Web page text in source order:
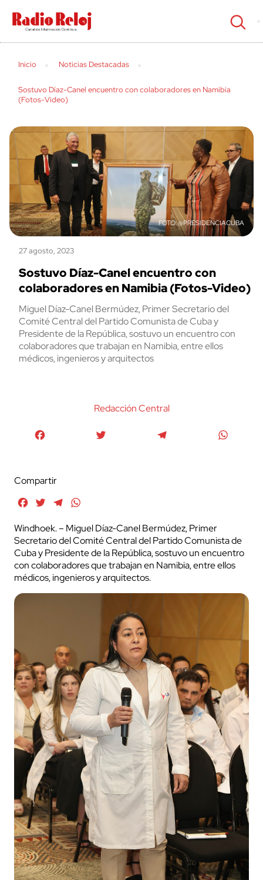
cerrar
Inicio Noticias Destacadas
Sostuvo Díaz-Canel encuentro con colaboradores en Namibia
(Fotos-Video)
@PRESIDENCIACUBA
27 agosto, 2023
Sostuvo Díaz-Canel encuentro con
colaboradores en Namibia (Fotos-Video)
Miguel Díaz-Canel Bermúdez, Primer Secretario del
Comité Central del Partido Comunista de Cuba y
Presidente de la República, sostuvo un encuentro con
colaboradores que trabajan en Namibia, entre ellos
médicos, ingenieros y arquitectos
Redacción Central
Compartir
FacebookTwitterTelegram
Windhoek. – Miguel Díaz-Canel Bermúdez, Primer
Secretario del Comité Central del Partido Comunista de
Cuba y Presidente de la República, sostuvo un encuentro
con colaboradores que trabajan en Namibia, entre ellos
médicos, ingenieros y arquitectos.